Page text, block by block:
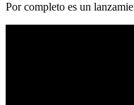
Por completo es un